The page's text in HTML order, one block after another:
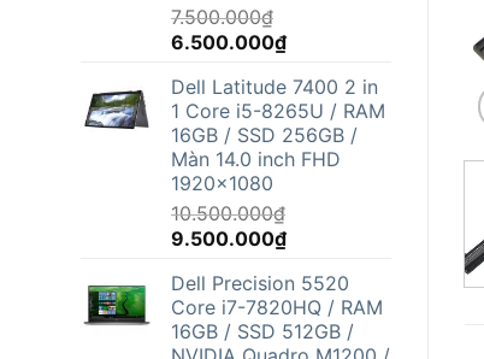
7.500.000₫
Giá
là:
7.500.000₫.
6.500.000₫Giá
tại
là:
6.500.000₫.
Dell Latitude 7400 2 in
1 Core i5-8265U / RAM
16GB / SSD 256GB /
Màn 14.0 inch FHD
1920x1080
10.500.000₫
Giá
là:
10.500.000₫.
9.500.000₫Giá
tại
là:
9.500.000₫.
Dell Precision 5520
Core i7-7820HQ / RAM
16GB / SSD 512GB /